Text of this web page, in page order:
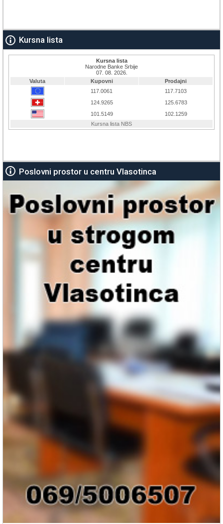
Kursna lista
Poslovni prostor u centru Vlasotinca